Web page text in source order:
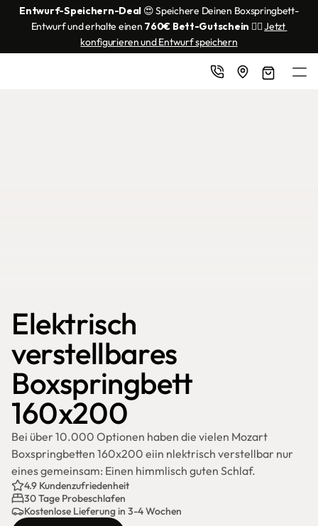
Entwurf-Speichern-Deal 😍 Speichere Deinen Boxspringbett-
Entwurf und erhalte einen 760€ Bett-Gutschein 👌🏼 Jetzt
konfigurieren und Entwurf speichern
Elektrisch
verstellbares
Boxspringbett
160x200
Bei über 10.000 Optionen haben die vielen Mozart
Boxspringbetten 160x200 eiin nlektrisch verstellbar nur
eines gemeinsam: Einen himmlisch guten Schlaf.
4.9 Kundenzufriedenheit
30 Tage Probeschlafen
Kostenlose Lieferung in 3-4 Wochen